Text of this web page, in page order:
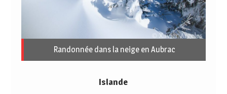
Randonnée dans la neige en Aubrac
Islande